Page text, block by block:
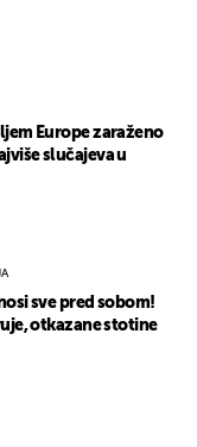
Europe zaraženo
slučajeva u
sve pred sobom!
otkazane stotine